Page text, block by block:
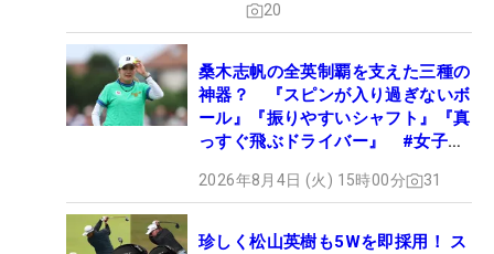
20
桑木志帆の全英制覇を支えた三種の
神器？ 『スピンが入り過ぎないボ
ール』『振りやすいシャフト』『真
っすぐ飛ぶドライバー』 #女子プ
2026年8月4日 (火) 15時00分 31
珍しく松山英樹も5Wを即採用！ ス